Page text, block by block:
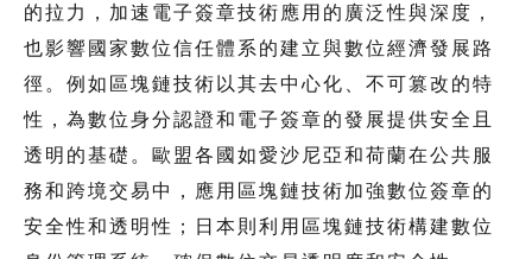
的拉力，加速電子簽章技術應用的廣泛性與深度，
也影響國家數位信任體系的建立與數位經濟發展路
徑。例如區塊鏈技術以其去中心化、不可篡改的特
性，為數位身分認證和電子簽章的發展提供安全且
透明的基礎。歐盟各國如愛沙尼亞和荷蘭在公共服
務和跨境交易中，應用區塊鏈技術加強數位簽章的
安全性和透明性；日本則利用區塊鏈技術構建數位